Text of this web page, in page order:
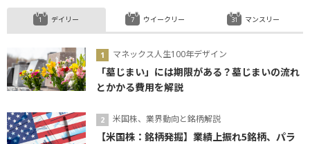
デイリー
マネックス人生100年デザイン
「墓じまい」には期限がある？墓じまいの流れ
とかかる費用を解説
米国株、業界動向と銘柄解説
【米国株：銘柄発掘】業績上振れ5銘柄、パラ
ウイークリー マンスリー